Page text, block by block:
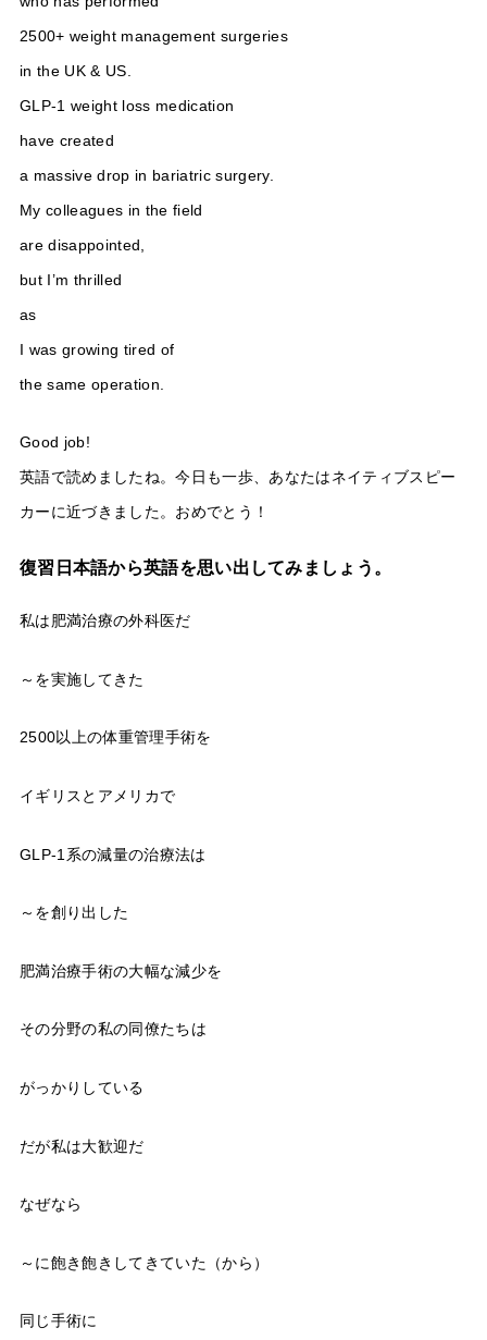
2500+ weight management surgeries
in the UK & US.
GLP-1 weight loss medication
have created
a massive drop in bariatric surgery.
My colleagues in the field
are disappointed,
but I’m thrilled
as
I was growing tired of
the same operation.
Good job!
英語で読めましたね。今日も一歩、あなたはネイティブスピー
カーに近づきました。おめでとう！
復習日本語から英語を思い出してみましょう。
私は肥満治療の外科医だ
～を実施してきた
2500以上の体重管理手術を
イギリスとアメリカで
GLP-1系の減量の治療法は
～を創り出した
肥満治療手術の大幅な減少を
その分野の私の同僚たちは
がっかりしている
だが私は大歓迎だ
なぜなら
～に飽き飽きしてきていた（から）
同じ手術に